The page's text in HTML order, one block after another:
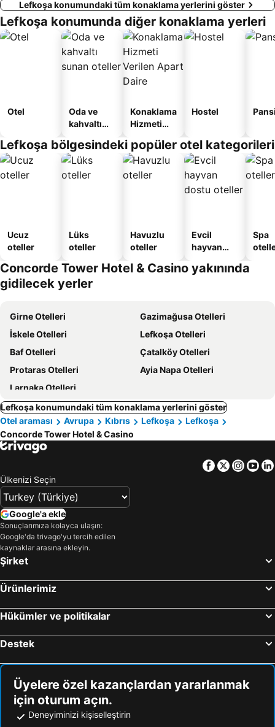
Lefkoşa konumundaki tüm konaklama yerlerini göster
Lefkoşa konumunda diğer konaklama yerleri
Otel
Oda ve
kahvaltı
oteller
Konaklama
Hizmeti
Apart
Daire
Hostel
Lefkoşa bölgesindeki popüler otel kategorileri
Ucuz
oteller
Lüks
oteller
Havuzlu
oteller
Evcil
hayvan
oteller
Spa
Concorde Tower Hotel & Casino yakınında
gidilecek yerler
Girne Otelleri
Gazimağusa Otelleri
İskele Otelleri
Lefkoşa Otelleri
Baf Otelleri
Çatalköy Otelleri
Protaras Otelleri
Ayia Napa Otelleri
Larnaka Otelleri
Lefkoşa konumundaki tüm konaklama yerlerini göster
Otel araması
Avrupa Kıbrıs Lefkoşa
Lefkoşa
Concorde Tower Hotel & Casino
Facebook
Twitter
Ülkenizi Seçin
Google'a ekle
Sonuçlarımıza kolayca ulaşın:
Google'da trivago'yu tercih edilen
kaynaklar arasına ekleyin.
Şirket
Ürünlerimiz
Hükümler ve politikalar
Destek
Üyelere özel kazançlardan yararlanmak
için oturum açın.
Deneyiminizi kişiselleştirin